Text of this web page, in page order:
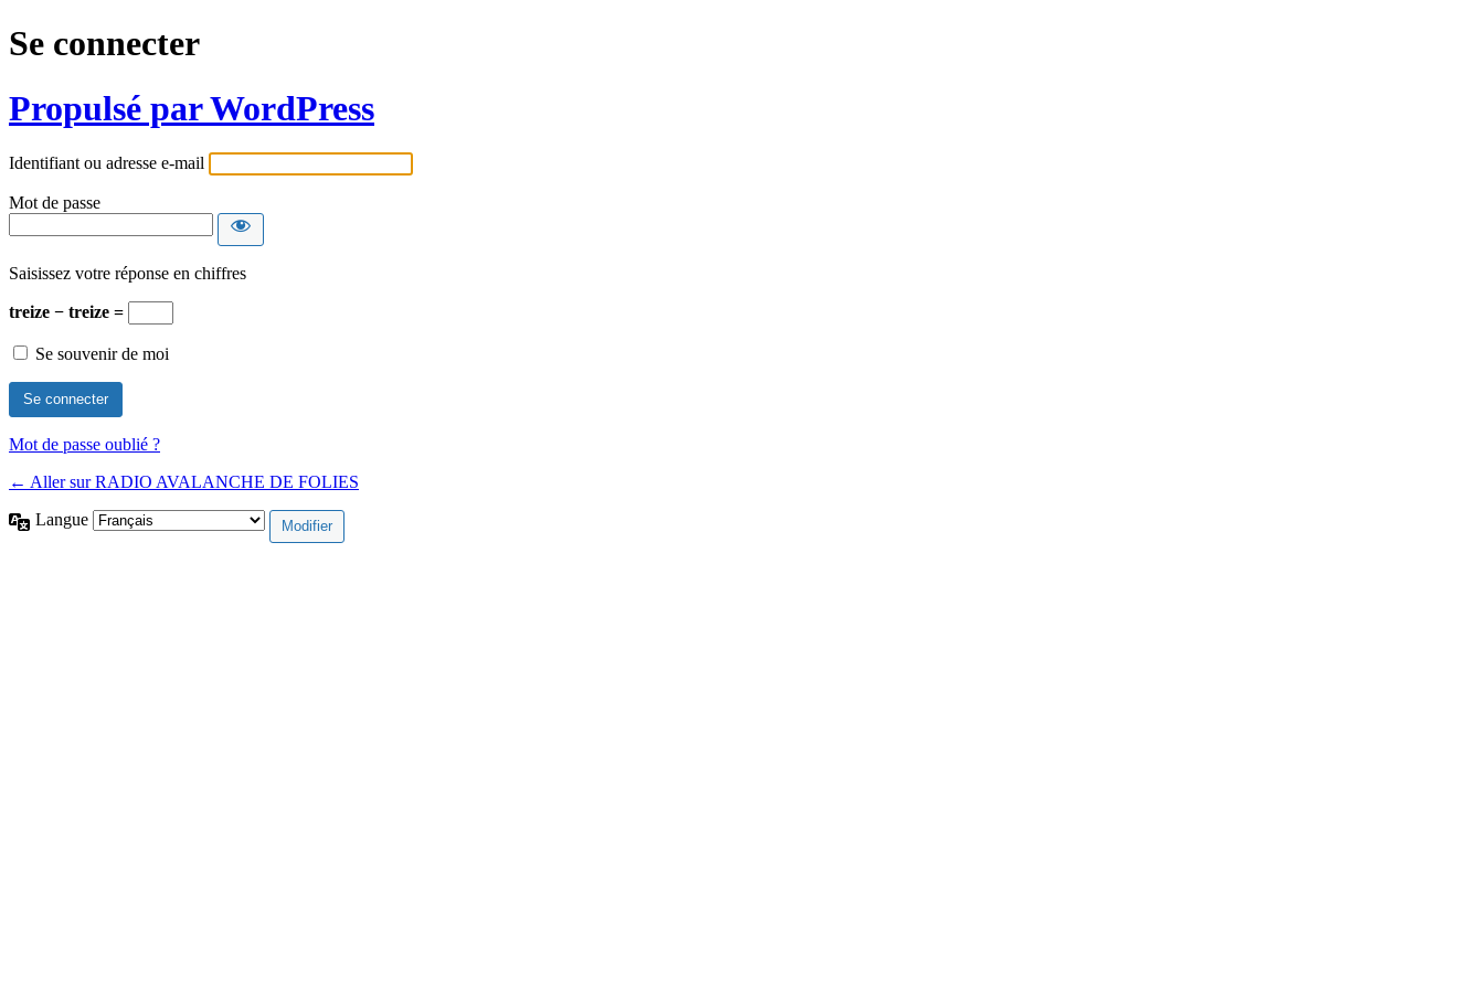
Se connecter
Propulsé par WordPress
Identifiant ou adresse e-mail
Mot de passe
Saisissez votre réponse en chiffres
treize − treize =
Se souvenir de moi
Mot de passe oublié ?
← Aller sur RADIO AVALANCHE DE FOLIES
Langue